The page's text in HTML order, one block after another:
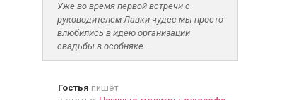
Уже во время первой встречи с
руководителем Лавки чудес мы просто
влюбились в идею организации
свадьбы в особняке...
Гостья пишет